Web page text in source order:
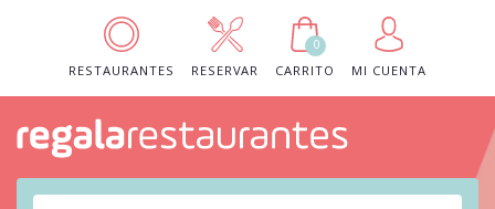
RESTAURANTES RESERVAR
0
CARRITO
MI CUENTA